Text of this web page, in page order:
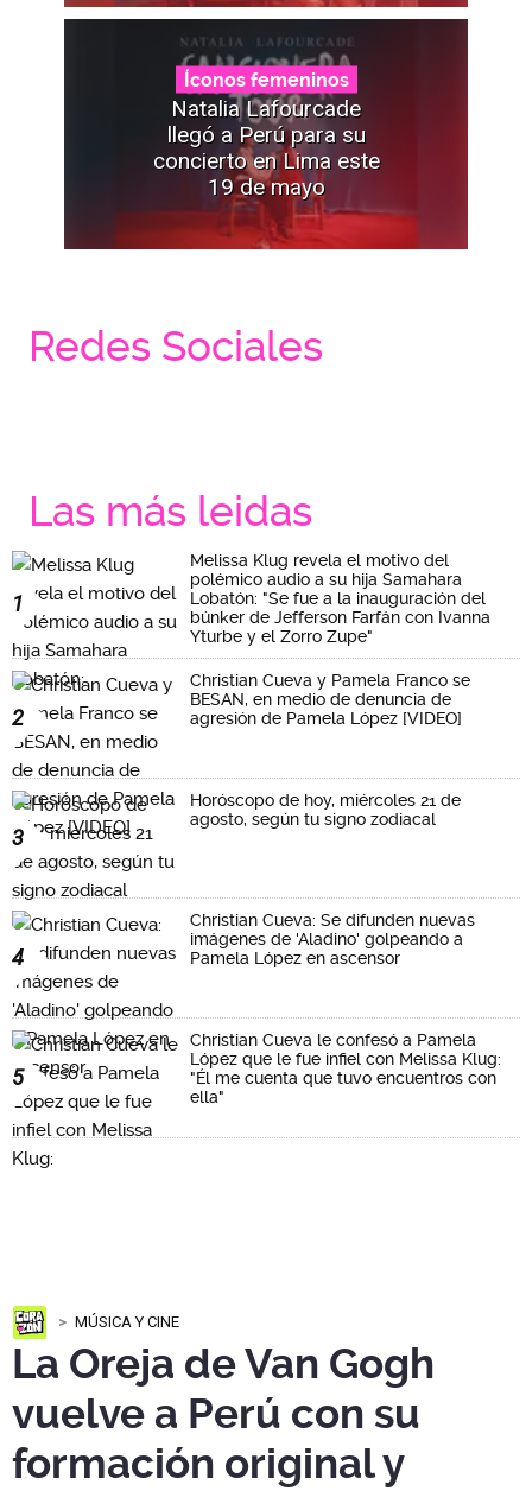
Íconos femeninos
Natalia Lafourcade
llegó a Perú para su
concierto en Lima este
19 de mayo
Redes Sociales
Las más leidas
1
Melissa Klug revela el motivo del
polémico audio a su hija Samahara
Lobatón: "Se fue a la inauguración del
búnker de Jefferson Farfán con Ivanna
Yturbe y el Zorro Zupe"
2
Christian Cueva y Pamela Franco se
BESAN, en medio de denuncia de
agresión de Pamela López [VIDEO]
3
Horóscopo de hoy, miércoles 21 de
agosto, según tu signo zodiacal
4
Christian Cueva: Se difunden nuevas
imágenes de 'Aladino' golpeando a
Pamela López en ascensor
5
Christian Cueva le confesó a Pamela
López que le fue infiel con Melissa Klug:
"Él me cuenta que tuvo encuentros con
ella"
MÚSICA Y CINE
La Oreja de Van Gogh
vuelve a Perú con su
formación original y